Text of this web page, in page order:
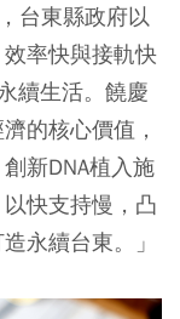
台東縣政府以
率快與接軌快
續生活。饒慶
的核心價值，
新DNA植入施
快支持慢，凸
永續台東。」